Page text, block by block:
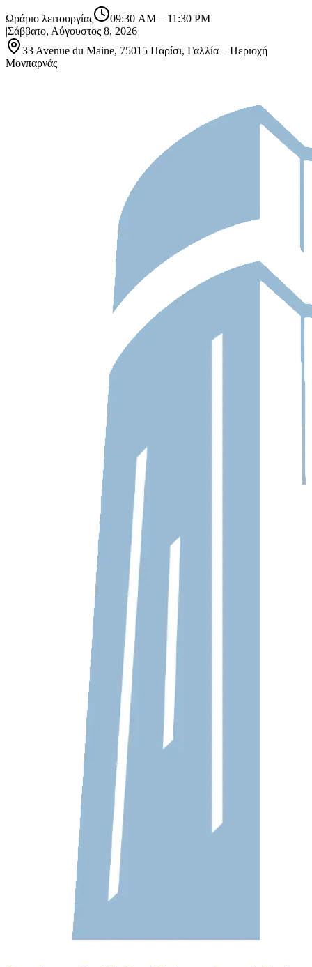
Ωράριο λειτουργίας 09:30 AM – 11:30 PM
|Σάββατο, Αύγουστος 8, 2026
33 Avenue du Maine, 75015 Παρίσι, Γαλλία – Περιοχή
Μονπαρνάς